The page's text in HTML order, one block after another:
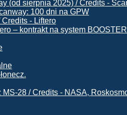
100 dni na GPW
– kontrakt na system BOOSTER